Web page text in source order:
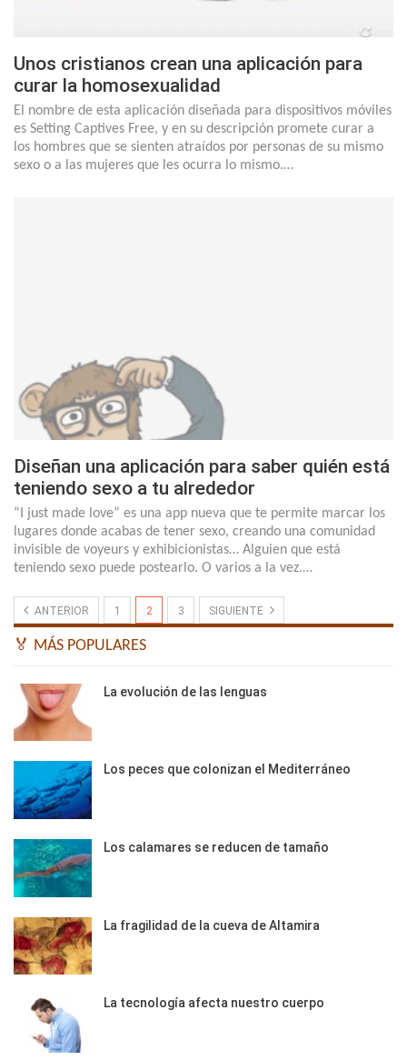
Unos cristianos crean una aplicación para
curar la homosexualidad
El nombre de esta aplicación diseñada para dispositivos móviles
es Setting Captives Free, y en su descripción promete curar a
los hombres que se sienten atraídos por personas de su mismo
sexo o a las mujeres que les ocurra lo mismo.…
Diseñan una aplicación para saber quién está
teniendo sexo a tu alrededor
“I just made love” es una app nueva que te permite marcar los
lugares donde acabas de tener sexo, creando una comunidad
invisible de voyeurs y exhibicionistas… Alguien que está
teniendo sexo puede postearlo. O varios a la vez.…
ANTERIOR 1 2 3 SIGUIENTE
🏅 MÁS POPULARES
La evolución de las lenguas
Los peces que colonizan el Mediterráneo
Los calamares se reducen de tamaño
La fragilidad de la cueva de Altamira
La tecnología afecta nuestro cuerpo